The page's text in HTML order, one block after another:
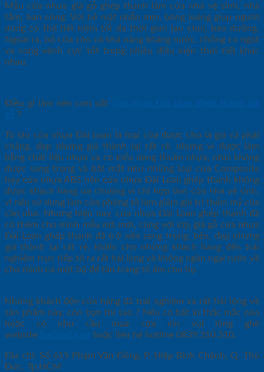
Mẫu cửa nhựa giả gỗ ghép thanh làm cửa nhà vệ sinh, nhà
tắm, ban công: Với bề mặt nhẵn mịn, bóng loáng giúp người
dùng có thể tiết kiệm tối đa thời gian lau chùi, bảo dưỡng.
Ngoài ra, bộ cửa còn có khả năng kháng nước, chống co ngót
và cong vênh cực tốt trong nhiều điều kiện thời tiết khác
nhau.
Điều gì làm nên cơn sốt cửa nhựa Đài Loan ghép thanh giả
gỗ ?
Từ lâu cửa nhựa Đài Loan là loại cửa được cho là giá cả phải
chăng, đẹp nhưng giá thành lại rất rẻ, nhưng vì được làm
bằng chất liệu nhựa và có kiểu dáng thuần nhựa, nhìn không
được sang trọng và bắt mắt như những loại cửa Composite
hay cửa nhựa ABS nên cửa nhựa Đài Loan ghép thanh không
được khách hàng ưa chuộng vì chỉ hợp làm cửa nhà vệ sinh,
vì nếu sử dụng làm cửa phòng sẽ làm giảm giá trị thẩm mỹ của
căn nhà. Nhưng hiện nay, cửa nhựa Đài Loan ghép thanh đã
có thêm cho mình mẫu mã mới, cùng với lớp giả gỗ cửa nhựa
Đài Loan ghép thanh đã trở nên sang trọng, bền, đẹp nhưng
giá thành lại rất rẻ, khiến cho những khách hàng đến trải
nghiệm trực tiếp tỏ ra rất hài lòng và không ngần ngại rước về
cho mình cả một bộ để tân trang tổ ấm cho họ.
Những khách đến cửa hàng đã trải nghiệm và rất hài lòng về
sản phẩm này, còn bạn thì sao ? Nếu có bất kì thắc mắc nào
hoặc có nhu cầu mua cửa xin vui lòng ghé
website SaiGonDoor hoặc liên hệ hotline 0839.310.310.
Địa chỉ: Số 615 Phạm Văn Đồng, P. Hiệp Bình Chánh, Q. Thủ
Đức, Tp.HCM